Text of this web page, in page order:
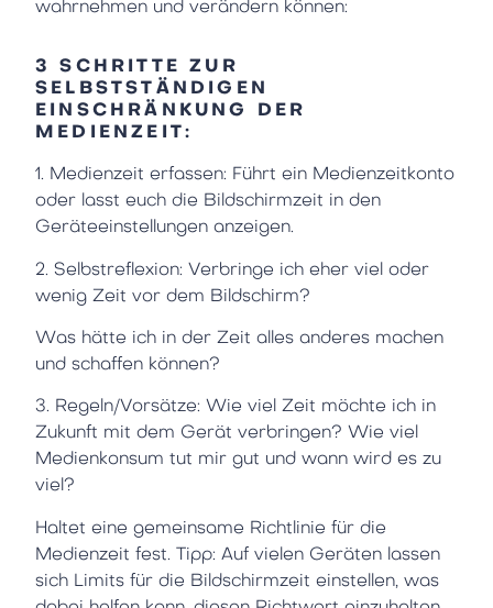
wahrnehmen und verändern können:
3 SCHRITTE ZUR
SELBSTSTÄNDIGEN
EINSCHRÄNKUNG DER
MEDIENZEIT:
1. Medienzeit erfassen: Führt ein Medienzeitkonto
oder lasst euch die Bildschirmzeit in den
Geräteeinstellungen anzeigen.
2. Selbstreflexion: Verbringe ich eher viel oder
wenig Zeit vor dem Bildschirm?
Was hätte ich in der Zeit alles anderes machen
und schaffen können?
3. Regeln/Vorsätze: Wie viel Zeit möchte ich in
Zukunft mit dem Gerät verbringen? Wie viel
Medienkonsum tut mir gut und wann wird es zu
viel?
Haltet eine gemeinsame Richtlinie für die
Medienzeit fest. Tipp: Auf vielen Geräten lassen
sich Limits für die Bildschirmzeit einstellen, was